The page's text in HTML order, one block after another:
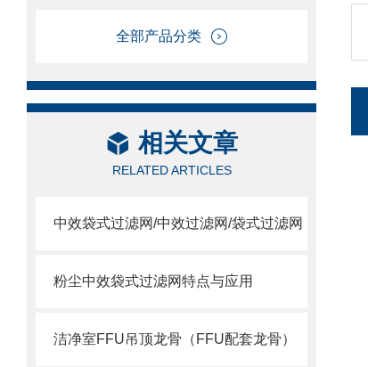
全部产品分类
相关文章
RELATED ARTICLES
中效袋式过滤网/中效过滤网/袋式过滤网
粉尘中效袋式过滤网特点与应用
洁净室FFU吊顶龙骨（FFU配套龙骨）